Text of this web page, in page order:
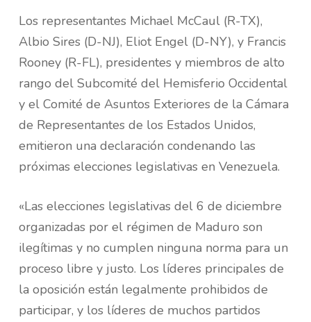
Los representantes Michael McCaul (R-TX),
Albio Sires (D-NJ), Eliot Engel (D-NY), y Francis
Rooney (R-FL), presidentes y miembros de alto
rango del Subcomité del Hemisferio Occidental
y el Comité de Asuntos Exteriores de la Cámara
de Representantes de los Estados Unidos,
emitieron una declaración condenando las
próximas elecciones legislativas en Venezuela.
«Las elecciones legislativas del 6 de diciembre
organizadas por el régimen de Maduro son
ilegítimas y no cumplen ninguna norma para un
proceso libre y justo. Los líderes principales de
la oposición están legalmente prohibidos de
participar, y los líderes de muchos partidos